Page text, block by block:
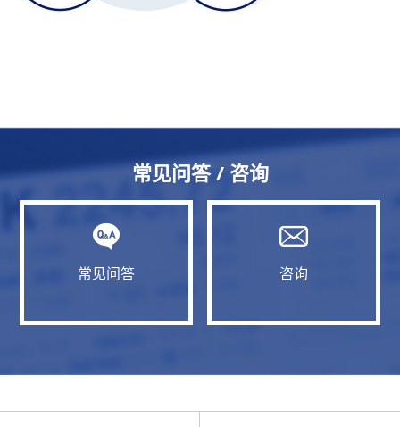
常见问答 / 咨询
常见问答 咨询